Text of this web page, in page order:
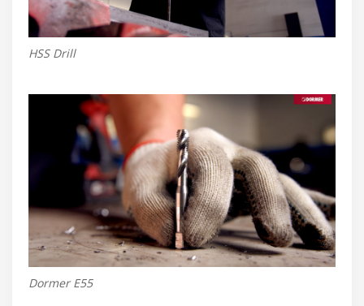
HSS Drill
Dormer E55